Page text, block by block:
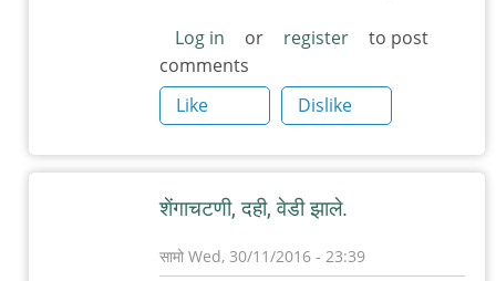
अन्नपूर्णा
by
अभ्या..
Log in or register
to post
comments
Like
Dislike
शेंगाचटणी, दही, वेडी झाले.
सामो Wed, 30/11/2016 - 23:39